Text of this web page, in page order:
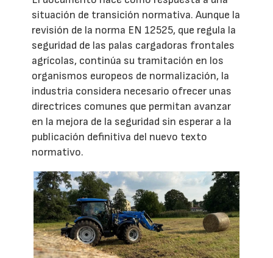
situación de transición normativa. Aunque la
revisión de la norma EN 12525, que regula la
seguridad de las palas cargadoras frontales
agrícolas, continúa su tramitación en los
organismos europeos de normalización, la
industria considera necesario ofrecer unas
directrices comunes que permitan avanzar
en la mejora de la seguridad sin esperar a la
publicación definitiva del nuevo texto
normativo.